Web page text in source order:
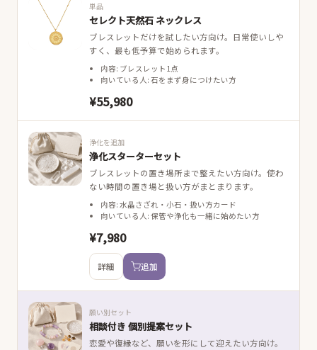
単品
セレクト天然石 ネックレス
ブレスレットだけを試したい方向け。日常使いしや
すく、最も低予算で始められます。
内容: ブレスレット1点
向いている人: 石をまず身につけたい方
¥55,980
浄化を追加
浄化スターターセット
ブレスレットの置き場所まで整えたい方向け。使わ
ない時間の置き場と扱い方がまとまります。
内容: 水晶さざれ・小石・扱い方カード
向いている人: 保管や浄化も一緒に始めたい方
¥7,980
詳細 追加
願い別セット
相談付き 個別提案セット
恋愛や復縁など、願いを形にして迎えたい方向け。